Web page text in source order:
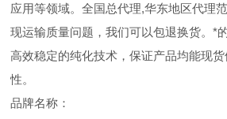
应用等领域。全国总代理,华东地区代理
现运输质量问题，我们可以包退换货。*
高效稳定的纯化技术，保证产品均能现
性。
品牌名称：